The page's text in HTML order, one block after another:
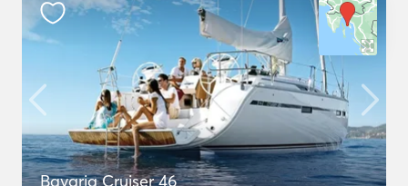
Bavaria Cruiser 46